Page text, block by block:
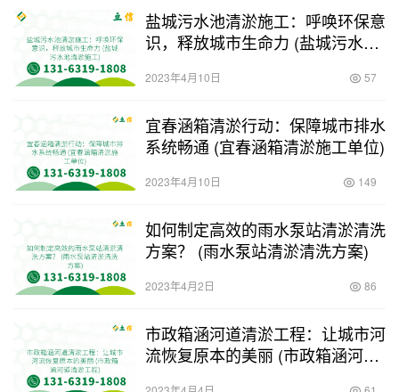
盐城污水池清淤施工：呼唤环保意
识，释放城市生命力 (盐城污水池
2023年4月10日 57
宜春涵箱清淤行动：保障城市排水
系统畅通 (宜春涵箱清淤施工单位)
2023年4月10日 149
如何制定高效的雨水泵站清淤清洗
方案？ (雨水泵站清淤清洗方案)
2023年4月2日 86
市政箱涵河道清淤工程：让城市河
流恢复原本的美丽 (市政箱涵河道